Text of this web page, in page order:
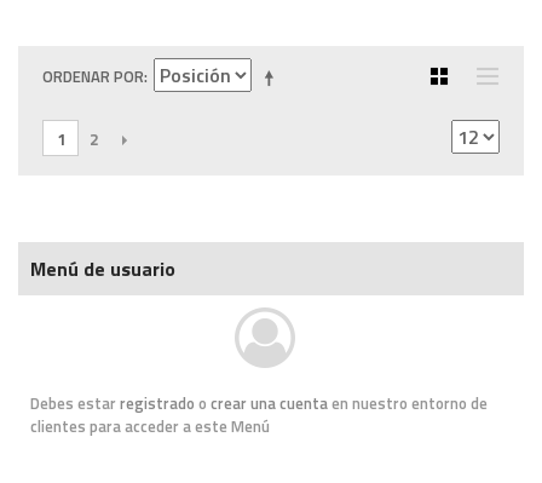
ORDENAR POR
1 2 SIGUIENTE
Menú de usuario
Debes estar registrado o crear una cuentaen nuestro entorno de
clientes para acceder a este Menú